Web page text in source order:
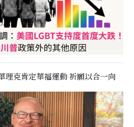
理克肯定華福運動 祈願以合一向